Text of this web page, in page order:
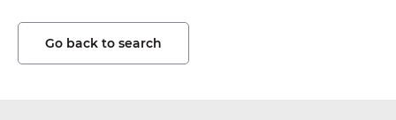
Go back to search